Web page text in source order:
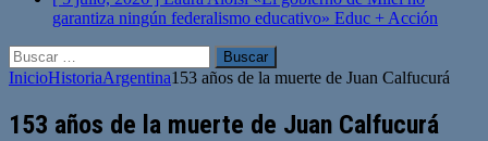
garantiza ningún federalismo educativo» Educ + Acción
Buscar:
InicioHistoriaArgentina153 años de la muerte de Juan Calfucurá
153 años de la muerte de Juan Calfucurá